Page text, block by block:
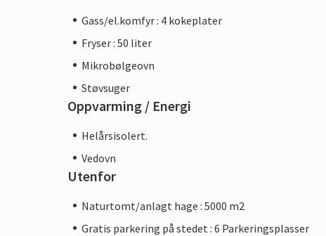
Gass/el.komfyr : 4 kokeplater
Fryser : 50 liter
Mikrobølgeovn
Støvsuger
Oppvarming / Energi
Helårsisolert.
Vedovn
Utenfor
Naturtomt/anlagt hage : 5000 m2
Gratis parkering på stedet : 6 Parkeringsplasser